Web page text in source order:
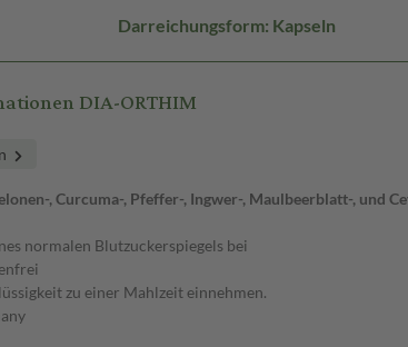
Darreichungsform: Kapseln
DIA-ORTHIM
, Curcuma-, Pfeffer-, Ingwer-, Maulbeerblatt-, und
normalen Blutzuckerspiegels bei
zu einer Mahlzeit einnehmen.